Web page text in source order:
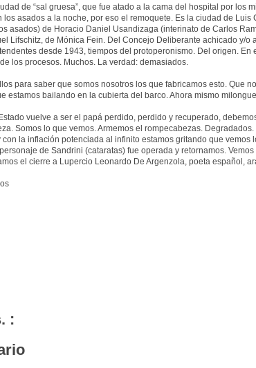
de “sal gruesa”, que fue atado a la cama del hospital por los
asados a la noche, por eso el remoquete. Es la ciudad de Luis
asados) de Horacio Daniel Usandizaga (interinato de Carlos
Lifschitz, de Mónica Fein. Del Concejo Deliberante achicado y/o
desde 1943, tiempos del protoperonismo. Del origen. En
los procesos. Muchos. La verdad: demasiados.
para saber que somos nosotros los que fabricamos esto. Que
estamos bailando en la cubierta del barco. Ahora mismo
vuelve a ser el papá perdido, perdido y recuperado,
Somos lo que vemos. Armemos el rompecabezas.
la inflación potenciada al infinito estamos gritando que vemos
de Sandrini (cataratas) fue operada y retornamos.
el cierre a Lupercio Leonardo De Argenzola, poeta español,
: